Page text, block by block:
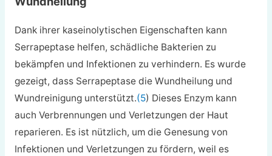
Dank ihrer kaseinolytischen Eigenschaften kann
Serrapeptase helfen, schädliche Bakterien zu
bekämpfen und Infektionen zu verhindern. Es wurde
gezeigt, dass Serrapeptase die Wundheilung und
Wundreinigung unterstützt.(5) Dieses Enzym kann
auch Verbrennungen und Verletzungen der Haut
reparieren. Es ist nützlich, um die Genesung von
Infektionen und Verletzungen zu fördern, weil es